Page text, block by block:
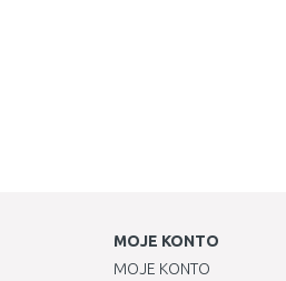
MOJE KONTO
MOJE KONTO